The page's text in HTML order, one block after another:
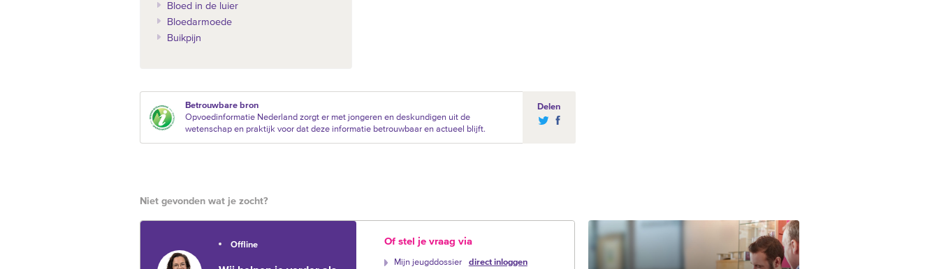
Bloed in de luier
Bloedarmoede
Buikpijn
Betrouwbare bron
Opvoedinformatie Nederland zorgt er met jongeren en deskundigen uit de
wetenschap en praktijk voor dat deze informatie betrouwbaar en actueel blijft.
Delen
Niet gevonden wat je zocht?
Offline Of stel je vraag via
Mijn jeugddossier direct inloggen